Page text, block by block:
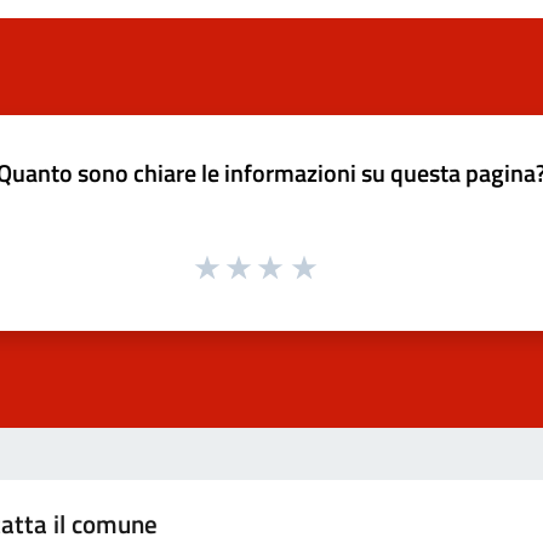
sono chiare le informazioni su questa
il comune